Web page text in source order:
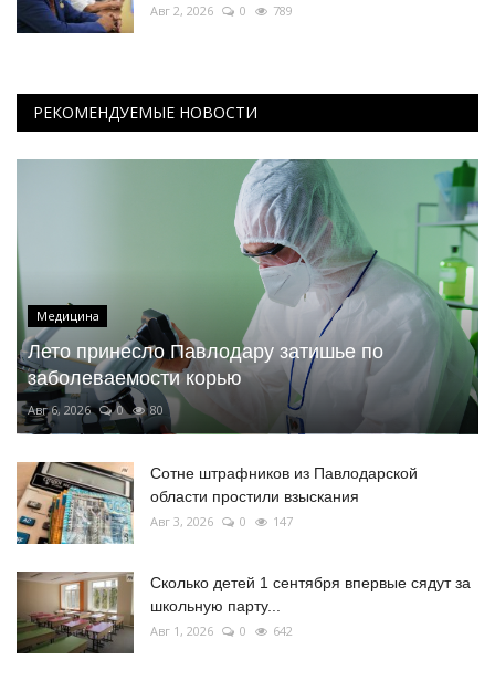
Авг 2, 2026 0 789
РЕКОМЕНДУЕМЫЕ НОВОСТИ
Медицина
Лето принесло Павлодару затишье по
заболеваемости корью
Авг 6, 2026 0 80
Сотне штрафников из Павлодарской
области простили взыскания
Авг 3, 2026 0 147
Сколько детей 1 сентября впервые сядут за
школьную парту...
Авг 1, 2026 0 642